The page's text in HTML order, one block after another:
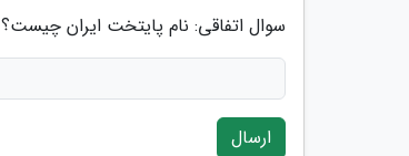
سوال اتفاقی: نام پایتخت ایران چیست؟
ارسال